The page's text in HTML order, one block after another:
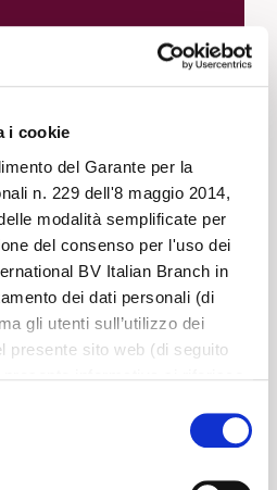
i cookie
del Garante per la
n. 229 dell'8 maggio 2014,
modalità semplificate per
del consenso per l'uso dei
BV Italian Branch in
dei dati personali (di
gli utenti sull’utilizzo dei
presente sito web (di seguito
dall’Utente mediante link in